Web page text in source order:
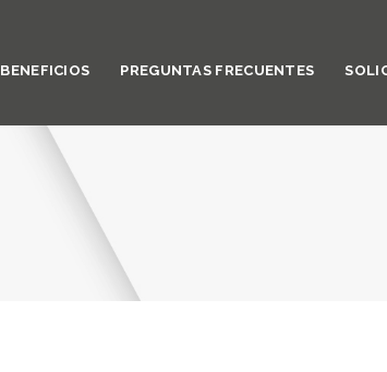
BENEFICIOS PREGUNTAS FRECUENTES